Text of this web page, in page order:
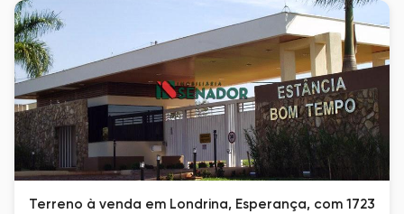
Terreno à venda em Londrina, Esperança, com 1723